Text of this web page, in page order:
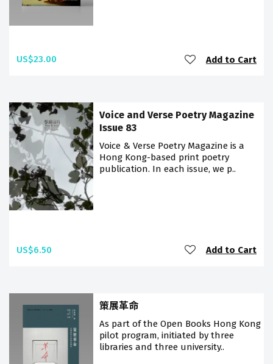
US$23.00 Add to Cart
Voice and Verse Poetry Magazine
Issue 83
Voice & Verse Poetry Magazine is a
Hong Kong-based print poetry
publication. In each issue, we p..
US$6.50 Add to Cart
策展革命
As part of the Open Books Hong Kong
pilot program, initiated by three
libraries and three university..